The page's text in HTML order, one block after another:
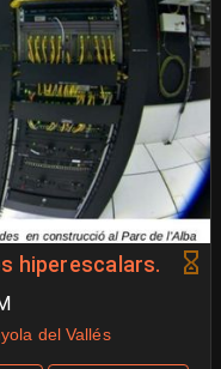
hiperescalars.
del Vallés